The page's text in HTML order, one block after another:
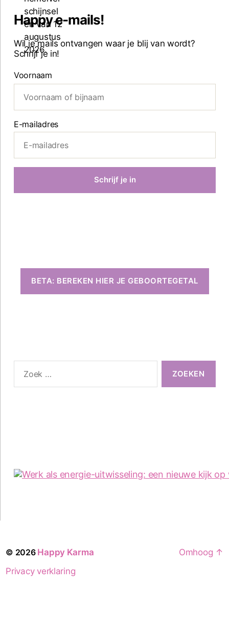
Happy e-mails!
Wil je mails ontvangen waar je blij van wordt?
Schrijf je in!
Voornaam
E-mailadres
BETA: BEREKEN HIER JE GEBOORTEGETAL
naar:
© 2026 Happy Karma
Privacy verklaring
Omhoog ↑